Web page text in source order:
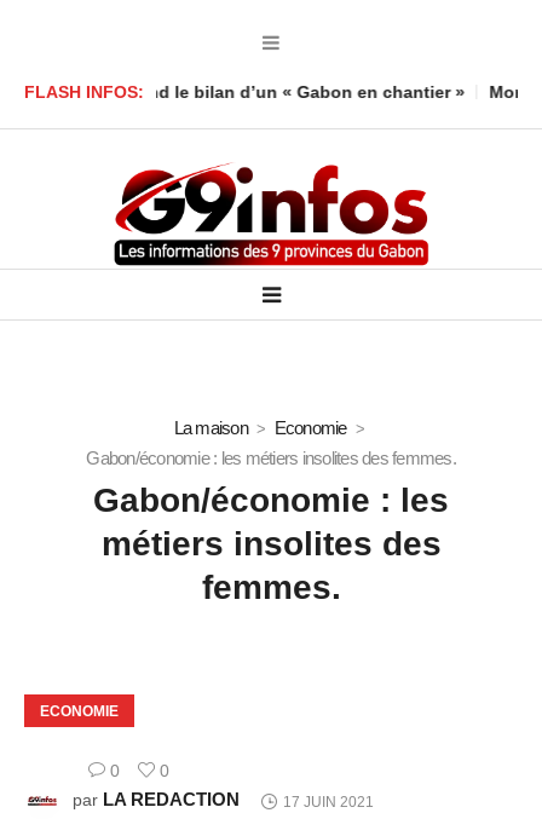
FLASH INFOS:
défend le bilan d’un « Gabon en chantier » Mort d’un
La maison
Economie
Gabon/économie : les métiers insolites des femmes.
Gabon/économie : les
métiers insolites des
femmes.
ECONOMIE
0
0
par LA REDACTION 17 JUIN 2021